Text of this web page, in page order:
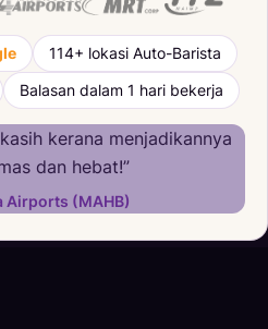
114+ lokasi Auto-Barista
Balasan dalam 1 hari bekerja
kerana menjadikannya
dan hebat!”
(MAHB)